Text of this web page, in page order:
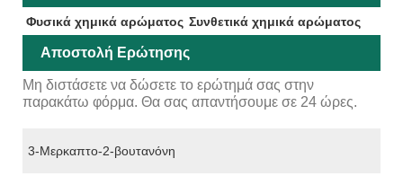
Φυσικά χημικά αρώματος Συνθετικά χημικά αρώματος
Αποστολή Ερώτησης
Μη διστάσετε να δώσετε το ερώτημά σας στην
παρακάτω φόρμα. Θα σας απαντήσουμε σε 24 ώρες.